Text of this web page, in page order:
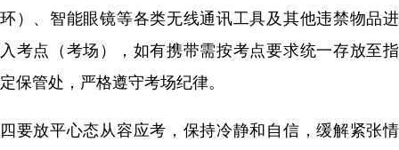
环）、智能眼镜等各类无线通讯工具及其他违禁物品进
入考点（考场），如有携带需按考点要求统一存放至指
定保管处，严格遵守考场纪律。
四要放平心态从容应考，保持冷静和自信，缓解紧张情